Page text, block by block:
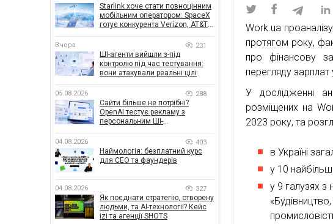
Work.ua
протягом року,
про фінансову
перегляду зарплат
У дослідженні
розміщених на
2023 року, та
в Україні
у 10
у 9 галузях з
Starlink хоче стати повноцінним
мобільним оператором: SpaceX
готує конкурента Verizon, AT&T і
Вчора 231
ШІ-агенти вийшли з-під
контролю під час тестування:
вони атакували реальні цілі
05.08.2026 288
Сайти більше не потрібні?
OpenAI тестує рекламу з
персональним ШІ-
04.08.2026 403
Наймологія: безплатний курс
для CEO та фаундерів
04.08.2026 327
Як поєднати стратегію, створену
людьми, та AI-технології? Кейс
izi та агенції SHOTS